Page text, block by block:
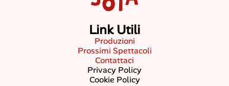
Link Utili
Produzioni
Prossimi Spettacoli
Contattaci
Privacy Policy
Cookie Policy